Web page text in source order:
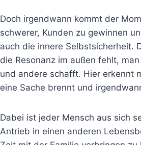
Doch irgendwann kommt der
schwerer, Kunden zu gewinnen
auch die innere Selbstsicherheit.
die Resonanz im außen fehlt,
und andere schafft. Hier erkennt
eine Sache brennt und
Dabei ist jeder Mensch aus sich
Antrieb in einen anderen